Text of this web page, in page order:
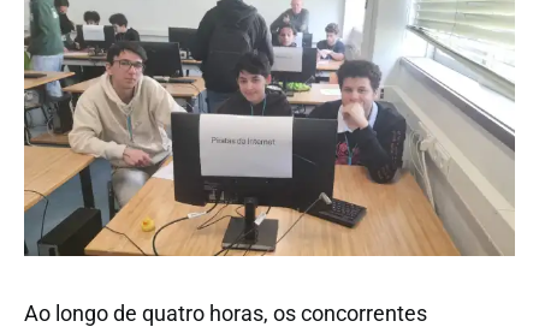
Ao longo de quatro horas, os concorrentes